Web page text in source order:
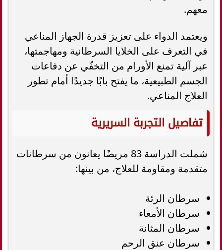
معهم.
ويعتمد الدواء على تعزيز قدرة الجهاز المناعي
في التعرف على الخلايا السرطانية ومهاجمتها،
عبر آلية تمنع الأورام من التخفّي عن دفاعات
الجسم الطبيعية، ما يفتح بابًا جديدًا أمام تطور
العلاج المناعي.
تفاصيل التجربة السريرية
شملت الدراسة 83 مريضًا يعانون من سرطانات
متقدمة ومقاومة للعلاج، من بينها:
سرطان الرئة
سرطان الأمعاء
سرطان المثانة
سرطان عنق الرحم